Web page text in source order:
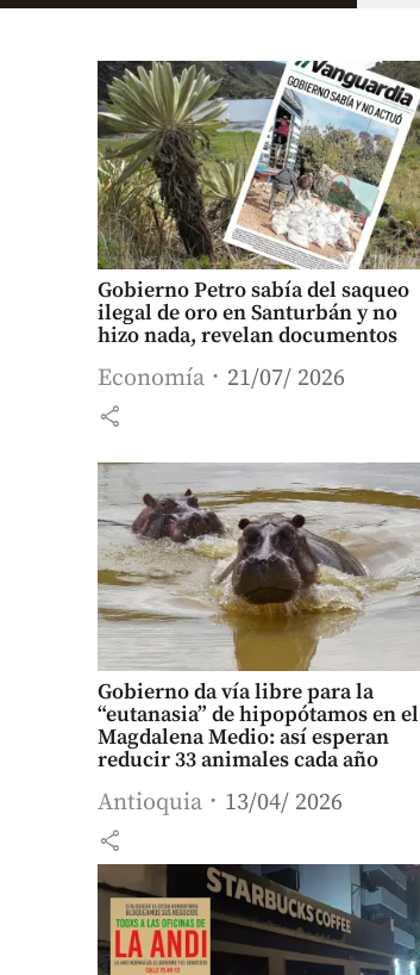
Gobierno Petro sabía del saqueo
ilegal de oro en Santurbán y no
hizo nada, revelan documentos
Economía 21/07/ 2026
share
Gobierno da vía libre para la
“eutanasia” de hipopótamos en el
Magdalena Medio: así esperan
reducir 33 animales cada año
Antioquia 13/04/ 2026
share